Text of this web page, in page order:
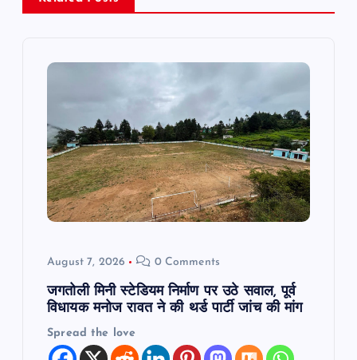
August 7, 2026 0 Comments
जगतोली मिनी स्टेडियम निर्माण पर उठे सवाल, पूर्व
विधायक मनोज रावत ने की थर्ड पार्टी जांच की मांग
Spread the love